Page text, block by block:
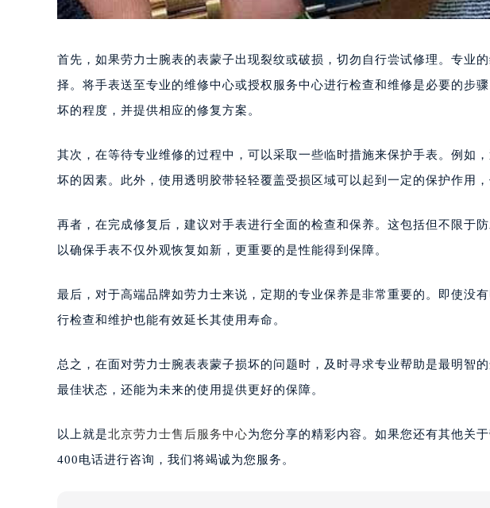
首先，如果劳力士腕表的表蒙子出现裂纹或破损，切勿自行尝试修理。专业
择。将手表送至专业的维修中心或授权服务中心进行检查和维修是必要的步
坏的程度，并提供相应的修复方案。
其次，在等待专业维修的过程中，可以采取一些临时措施来保护手表。例如
坏的因素。此外，使用透明胶带轻轻覆盖受损区域可以起到一定的保护作用
再者，在完成修复后，建议对手表进行全面的检查和保养。这包括但不限于
以确保手表不仅外观恢复如新，更重要的是性能得到保障。
最后，对于高端品牌如劳力士来说，定期的专业保养是非常重要的。即使没
行检查和维护也能有效延长其使用寿命。
总之，在面对劳力士腕表表蒙子损坏的问题时，及时寻求专业帮助是最明智
最佳状态，还能为未来的使用提供更好的保障。
以上就是北京劳力士售后服务中心为您分享的精彩内容。如果您还有其他关
400电话进行咨询，我们将竭诚为您服务。